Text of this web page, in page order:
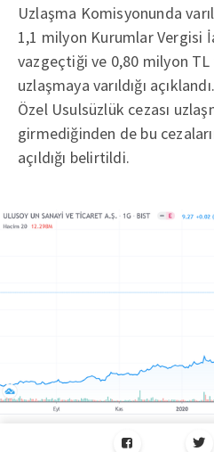
Uzlaşma Komisyonunda
1,1 milyon Kurumlar Vergisi
vazgeçtiği ve 0,80 milyon TL
uzlaşmaya varıldığı
Özel Usulsüzlük cezası
girmediğinden de bu
açıldığı belirtildi.